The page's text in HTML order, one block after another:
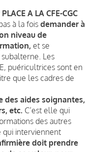
A LA CFE-CGC
à la fois demander à
niveau de
et se
Les
puéricultrices sont en
que les cadres de
des aides soignantes,
etc. C’est elle qui
des autres
qui interviennent
doit prendre